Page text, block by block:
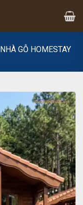
NHÀ GỖ HOMESTAY